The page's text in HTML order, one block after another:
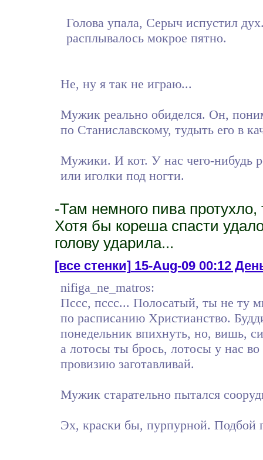
Голова упала, Серыч испустил
расплывалось мокрое пятно.
Не, ну я так не играю...
Мужик реально обиделся. Он,
по Станиславскому, тудыть его в
Мужики. И кот. У нас чего-нибудь
или иголки под ногти.
-Там немного пива протухло,
Хотя бы кореша спасти
голову ударила...
[все стенки]15-Aug-09 00:12
nifiga_ne_matros:
Пссс, пссс... Полосатый, ты не ту
по расписанию Христианство.
понедельник впихнуть, но, вишь,
а лотосы ты брось, лотосы у нас
провизию заготавливай.
Мужик старательно пытался
Эх, краски бы, пурпурной. Подбой